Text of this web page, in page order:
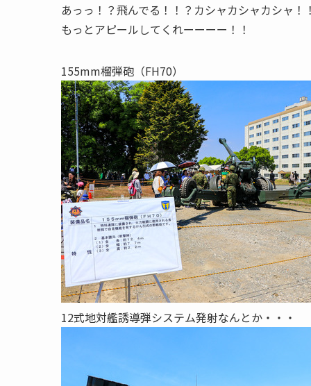
あっっ！？飛んでる！！？カシャカシャカシャ
もっとアピールしてくれーーーー！！
155mm榴弾砲（FH70）
12式地対艦誘導弾システム発射なんとか・・・